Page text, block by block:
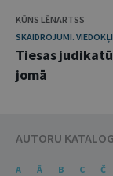
KŪNS LĒNARTSS
SKAIDROJUMI. VIEDOKĻI
Tiesas
jomā
AUTORU
A Ā B C Č